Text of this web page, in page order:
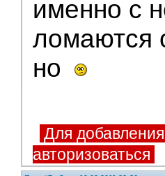
именно с
ломаются
но
Для
авторизоваться